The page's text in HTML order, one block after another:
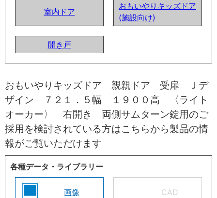
室内ドア
おもいやりキッズドア
(施設向け)
開き戸
おもいやりキッズドア 親親ドア 受扉 Ｊデ
ザイン ７２１．５幅 １９００高 〈ライト
オーカー〉 右開き 両側サムターン錠用のご
採用を検討されている方はこちらから製品の情
報がご覧いただけます
各種データ・ライブラリー
画像 CAD